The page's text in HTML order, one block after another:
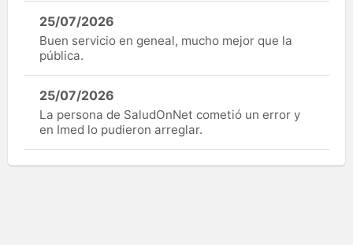
25/07/2026
Buen servicio en geneal, mucho mejor que la
pública.
25/07/2026
La persona de SaludOnNet cometió un error y
en Imed lo pudieron arreglar.